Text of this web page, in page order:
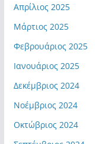
Απρίλιος 2025
Μάρτιος 2025
Φεβρουάριος 2025
Ιανουάριος 2025
Δεκέμβριος 2024
Νοέμβριος 2024
Οκτώβριος 2024